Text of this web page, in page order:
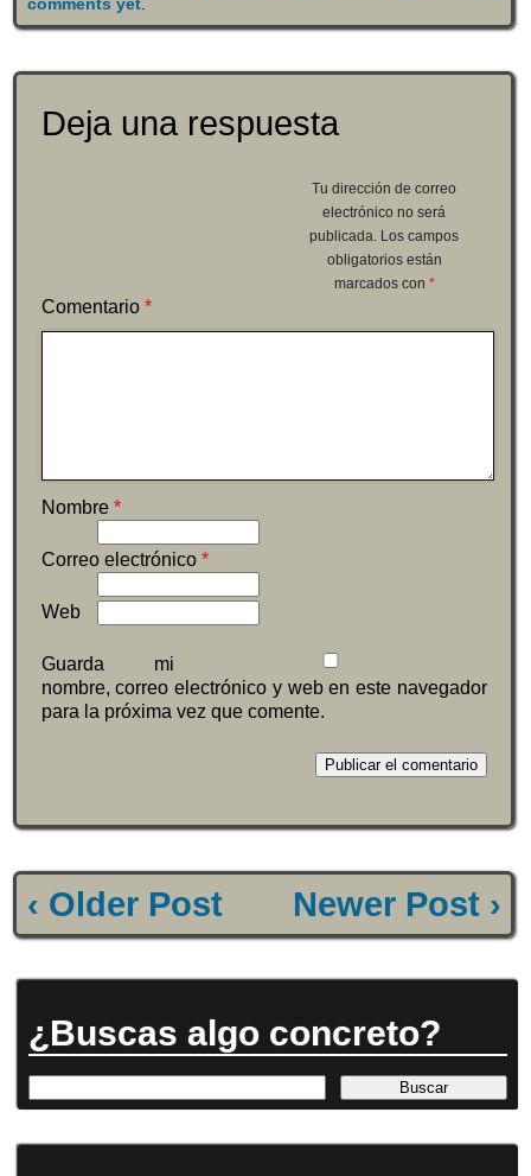
Deja una respuesta
Tu dirección de correo
electrónico no será
publicada. Los campos
obligatorios están
marcados con *
Comentario *
Nombre *
Correo electrónico *
Web
Guarda mi
nombre, correo electrónico y web en este navegador
para la próxima vez que comente.
‹ Older Post Newer Post ›
¿Buscas algo concreto?